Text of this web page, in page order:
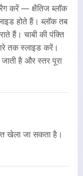
करें — क्षैतिज ब्लॉक
होते हैं। ब्लॉक तब
हैं। चाबी की पंक्ति
तक स्लाइड करें।
है और स्तर पूरा
खेला जा सकता है।